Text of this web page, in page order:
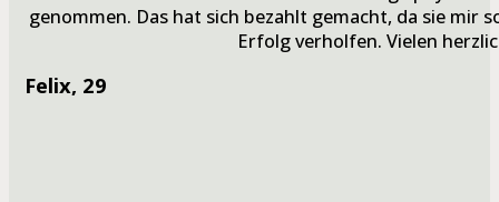
genommen. Das hat sich bezahlt gemacht, da sie mir
Erfolg verholfen. Vielen
Felix, 29